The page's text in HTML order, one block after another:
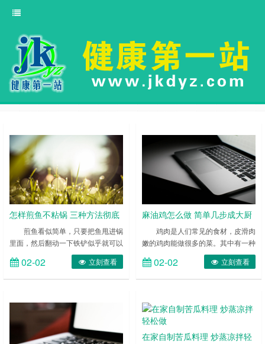
怎样煎鱼不粘锅 三种方法彻底
搞定它
煎鱼看似简单，只要把鱼甩进锅
里面，然后翻动一下铁铲似乎就可以
了，但是很多人被同一个问题难住
了，每次煎鱼的时候，鱼都会黏住
锅，这就导致了鱼渐渐的被煮焦，这
的难题，下面三种方法让你搞定。
02-02 立刻查看
麻油鸡怎么做 简单几步成大厨
鸡肉是人们常见的食材，皮滑肉
嫩的鸡肉能做很多的菜。其中有一种
就是麻油鸡，麻油鸡属于川菜，它主
要以鸡腿肉为料，然后加入麻油烹制
而成，非常的美味，很多人都百吃不
02-02 立刻查看
在家自制苦瓜料理 炒蒸凉拌轻